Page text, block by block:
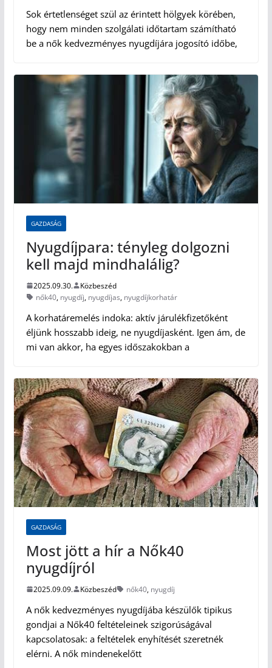
Sok értetlenséget szül az érintett hölgyek körében,
hogy nem minden szolgálati időtartam számítható
be a nők kedvezményes nyugdíjára jogosító időbe,
GAZDASÁG
Nyugdíjpara: tényleg dolgozni
kell majd mindhalálig?
2025.09.30.
Közbeszéd
nők40, nyugdíj, nyugdíjas, nyugdíjkorhatár
A korhatáremelés indoka: aktív járulékfizetőként
éljünk hosszabb ideig, ne nyugdíjasként. Igen ám, de
mi van akkor, ha egyes időszakokban a
GAZDASÁG
Most jött a hír a Nők40
nyugdíjról
2025.09.09. Közbeszéd nők40, nyugdíj
A nők kedvezményes nyugdíjába készülők tipikus
gondjai a Nők40 feltételeinek szigorúságával
kapcsolatosak: a feltételek enyhítését szeretnék
elérni. A nők mindenekelőtt